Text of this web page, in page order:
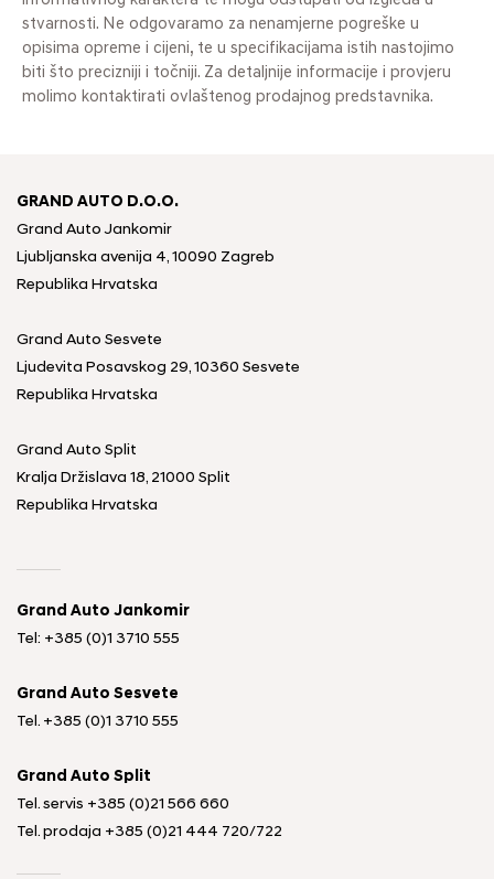
stvarnosti. Ne odgovaramo za nenamjerne pogreške u
opisima opreme i cijeni, te u specifikacijama istih nastojimo
biti što precizniji i točniji. Za detaljnije informacije i provjeru
molimo kontaktirati ovlaštenog prodajnog predstavnika.
GRAND AUTO D.O.O.
Grand Auto Jankomir
Ljubljanska avenija 4, 10090 Zagreb
Republika Hrvatska
Grand Auto Sesvete
Ljudevita Posavskog 29, 10360 Sesvete
Republika Hrvatska
Grand Auto Split
Kralja Držislava 18, 21000 Split
Republika Hrvatska
Grand Auto Jankomir
Tel: +385 (0)1 3710 555
Grand Auto Sesvete
Tel. +385 (0)1 3710 555
Grand Auto Split
Tel. servis +385 (0)21 566 660
Tel. prodaja +385 (0)21 444 720/722